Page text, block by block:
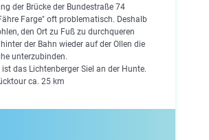
der Brücke der Bundestraße 74
Farge" oft problematisch. Deshalb
den Ort zu Fuß zu durchqueren
der Bahn wieder auf der Ollen die
unterzubinden.
das Lichtenberger Siel an der Hunte.
ca. 25 km